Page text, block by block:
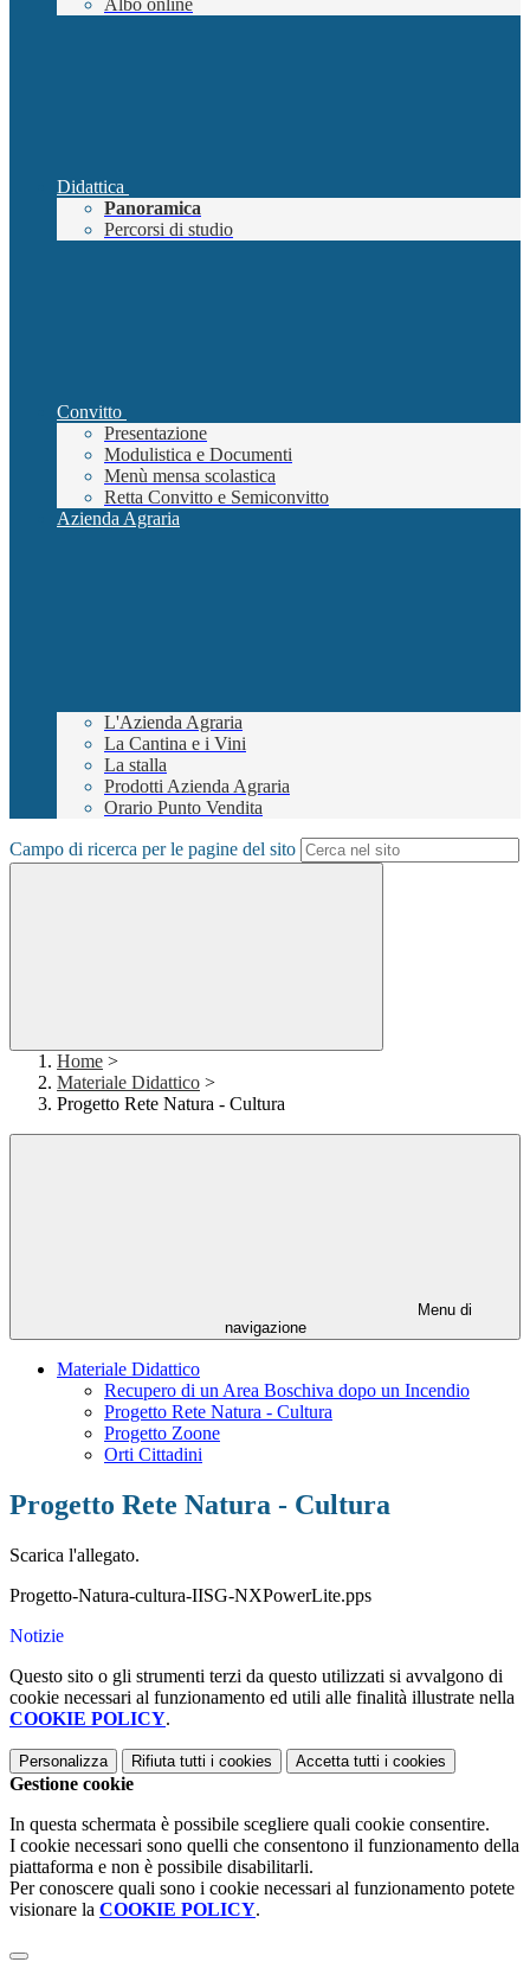
Albo online
Didattica
Panoramica
Percorsi di studio
Convitto
Presentazione
Modulistica e Documenti
Menù mensa scolastica
Retta Convitto e Semiconvitto
Azienda Agraria
L'Azienda Agraria
La Cantina e i Vini
La stalla
Prodotti Azienda Agraria
Orario Punto Vendita
Campo di ricerca per le pagine del sito
Home >
Materiale Didattico >
Progetto Rete Natura - Cultura
Menu di
navigazione
Materiale Didattico
Recupero di un Area Boschiva dopo un Incendio
Progetto Rete Natura - Cultura
Progetto Zoone
Orti Cittadini
Progetto Rete Natura - Cultura
Scarica l'allegato.
Progetto-Natura-cultura-IISG-NXPowerLite.pps
Notizie
Questo sito o gli strumenti terzi da questo utilizzati si avvalgono di
cookie necessari al funzionamento ed utili alle finalità illustrate nella
COOKIE POLICY.
Personalizza Rifiuta tutti i cookies Accetta tutti i cookies
Gestione cookie
In questa schermata è possibile scegliere quali cookie consentire.
I cookie necessari sono quelli che consentono il funzionamento della
piattaforma e non è possibile disabilitarli.
Per conoscere quali sono i cookie necessari al funzionamento potete
visionare la COOKIE POLICY.